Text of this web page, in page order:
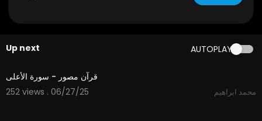
Up next AUTOPLAY
1:51
قرآن مصور - سورة الأعلى
252 views . 06/27/25
محمد ابراهيم